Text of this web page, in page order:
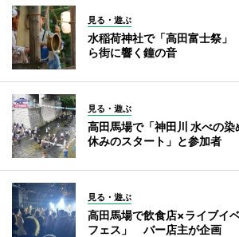
見る・遊ぶ
水稲荷神社で「高田富士祭
ら街に響く鐘の音
見る・遊ぶ
高田馬場で「神田川 水べの
休みのスタート」と参加者
見る・遊ぶ
高田馬場で飲食店×ライブイ
フェス」 バー店主が企画